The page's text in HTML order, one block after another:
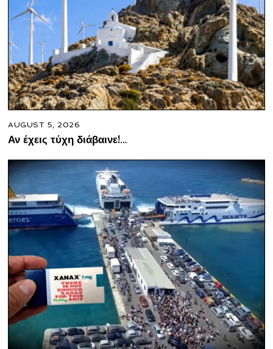
AUGUST 5, 2026
Αν έχεις τύχη διάβαινε!…